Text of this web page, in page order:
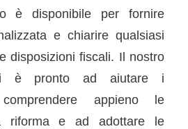
è disponibile per fornire
e chiarire qualsiasi
disposizioni fiscali. Il nostro
è pronto ad aiutare i
appieno le
riforma e ad adottare le